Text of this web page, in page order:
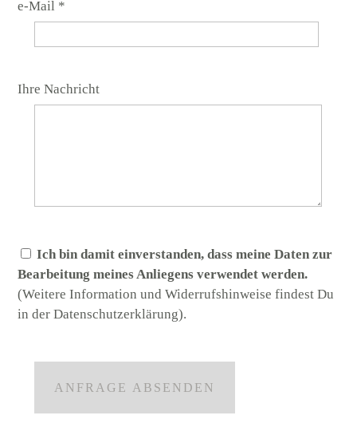
e-Mail *
Ihre Nachricht
Ich bin damit einverstanden, dass meine Daten zur
Bearbeitung meines Anliegens verwendet werden.
(Weitere Information und Widerrufshinweise findest Du
in derDatenschutzerklärung).